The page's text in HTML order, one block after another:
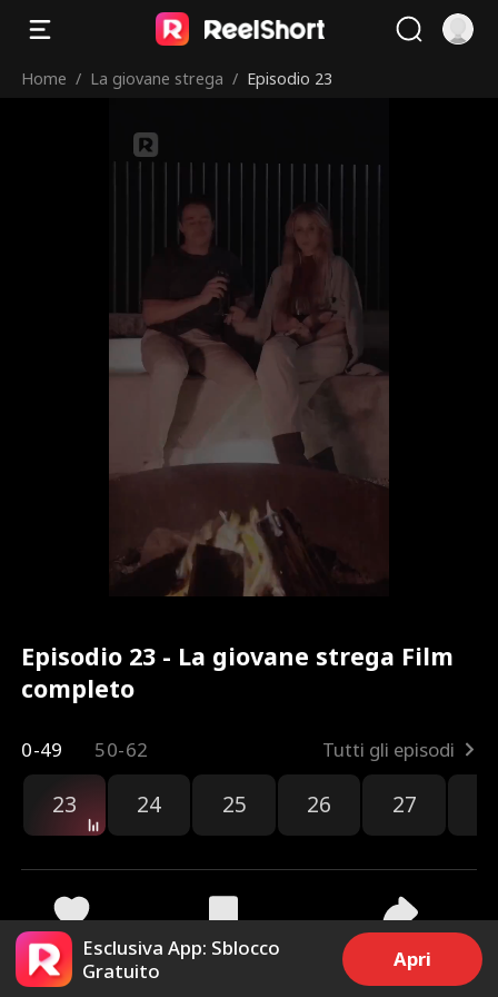
Home / La giovane strega / Episodio 23
Episodio 23 - La giovane strega Film
completo
0-49 50-62 Tutti gli episodi
23 24 25 26 27
80 1.8k Condividi
Esclusiva App: Sblocco
Gratuito
Apri